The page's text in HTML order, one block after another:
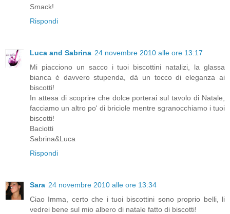
Smack!
Rispondi
Luca and Sabrina 24 novembre 2010 alle ore 13:17
Mi piacciono un sacco i tuoi biscottini natalizi, la glassa
bianca è davvero stupenda, dà un tocco di eleganza ai
biscotti!
In attesa di scoprire che dolce porterai sul tavolo di Natale,
facciamo un altro po' di briciole mentre sgranocchiamo i tuoi
biscotti!
Baciotti
Sabrina&Luca
Rispondi
Sara 24 novembre 2010 alle ore 13:34
Ciao Imma, certo che i tuoi biscottini sono proprio belli, li
vedrei bene sul mio albero di natale fatto di biscotti!